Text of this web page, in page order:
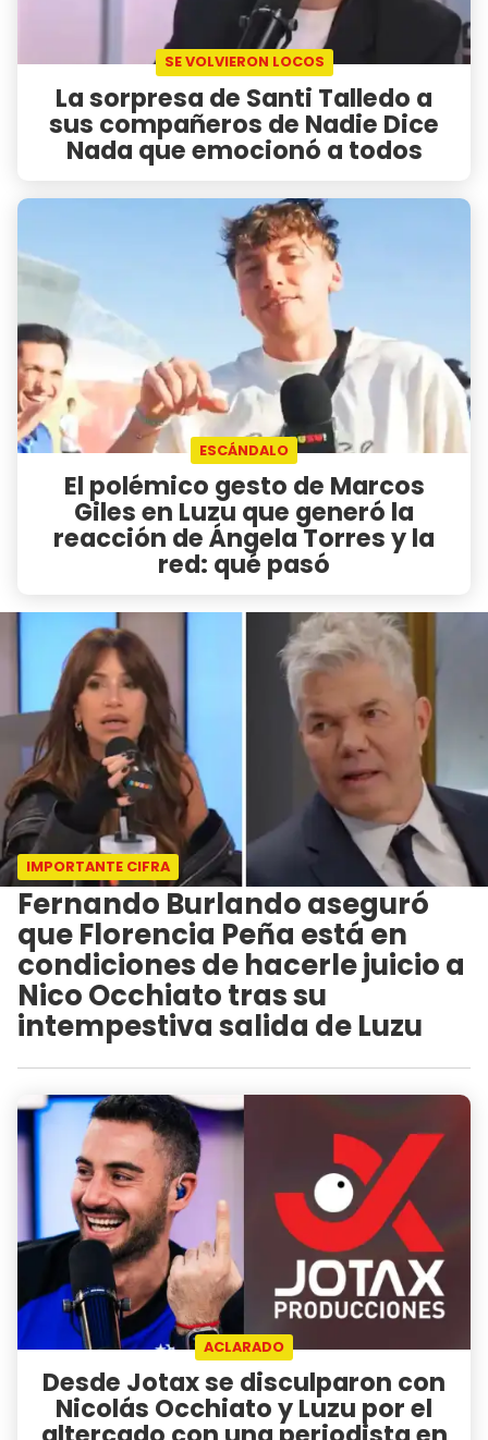
SE VOLVIERON LOCOS
La sorpresa de Santi Talledo a
sus compañeros de Nadie Dice
Nada que emocionó a todos
ESCÁNDALO
El polémico gesto de Marcos
Giles en Luzu que generó la
reacción de Ángela Torres y la
red: qué pasó
IMPORTANTE CIFRA
Fernando Burlando aseguró
que Florencia Peña está en
condiciones de hacerle juicio a
Nico Occhiato tras su
intempestiva salida de Luzu
ACLARADO
Desde Jotax se disculparon con
Nicolás Occhiato y Luzu por el